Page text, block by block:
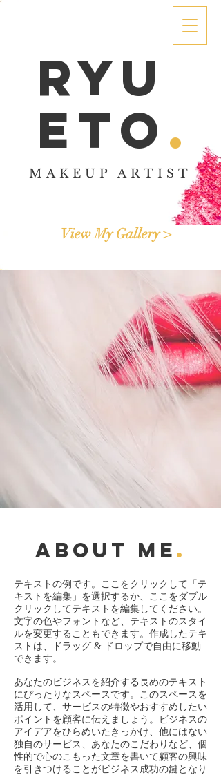
RYU
ETO.
MAKEUP ARTIST
View My Gallery >
about me.
テキストの例です。ここをクリックして「テ
キストを編集」を選択するか、ここをダブル
クリックしてテキストを編集してください。
文字の色やフォントなど、テキストのスタイ
ルを変更することもできます。作成したテキ
ストは、ドラッグ & ドロップで自由に移動
できます。
あなたのビジネスを紹介する長めのテキスト
にぴったりなスペースです。このスペースを
活用して、サービスの特徴やおすすめしたい
ポイントを顧客に伝えましょう。ビジネスの
アイデアをひらめいたきっかけ、他にはない
独自のサービス、あなたのこだわりなど、個
性的で心のこもった文章を書いて顧客の興味
を引きつけることがビジネス成功の鍵となり